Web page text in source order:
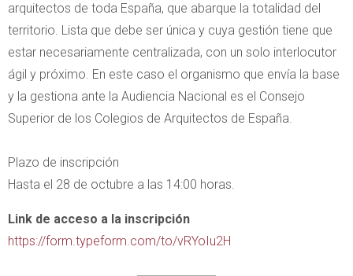
arquitectos de toda España, que abarque la totalidad del
territorio. Lista que debe ser única y cuya gestión tiene que
estar necesariamente centralizada, con un solo interlocutor
ágil y próximo. En este caso el organismo que envía la base
y la gestiona ante la Audiencia Nacional es el Consejo
Superior de los Colegios de Arquitectos de España.
Plazo de inscripción
Hasta el 28 de octubre a las 14:00 horas.
Link de acceso a la inscripción
https://form.typeform.com/to/vRYoIu2H